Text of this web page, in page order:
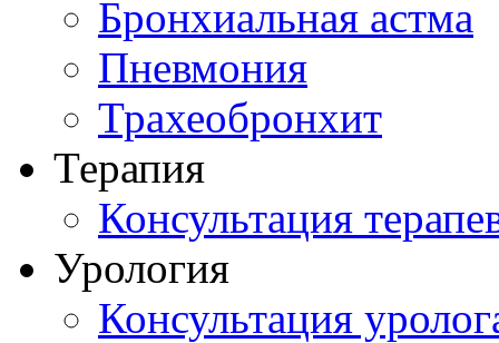
Бронхиальная астма
Пневмония
Трахеобронхит
Терапия
Консультация
Урология
Консультация